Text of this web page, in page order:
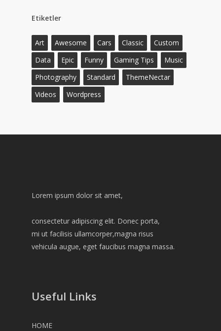
Etiketler
Art Awesome Cars Classic
Custom
Data
Epic Funny Gaming Tips
Music
Photography
Standard
ThemeNectar
Videos
Wordpress
Lorem ipsum dolor sit amet,
consectetur adipiscing elit. Donec porta,
mi ut facilisis ullamcorper,magna risus
vehicula augue, eget faucibus magna massa.
Useful Links
HOME